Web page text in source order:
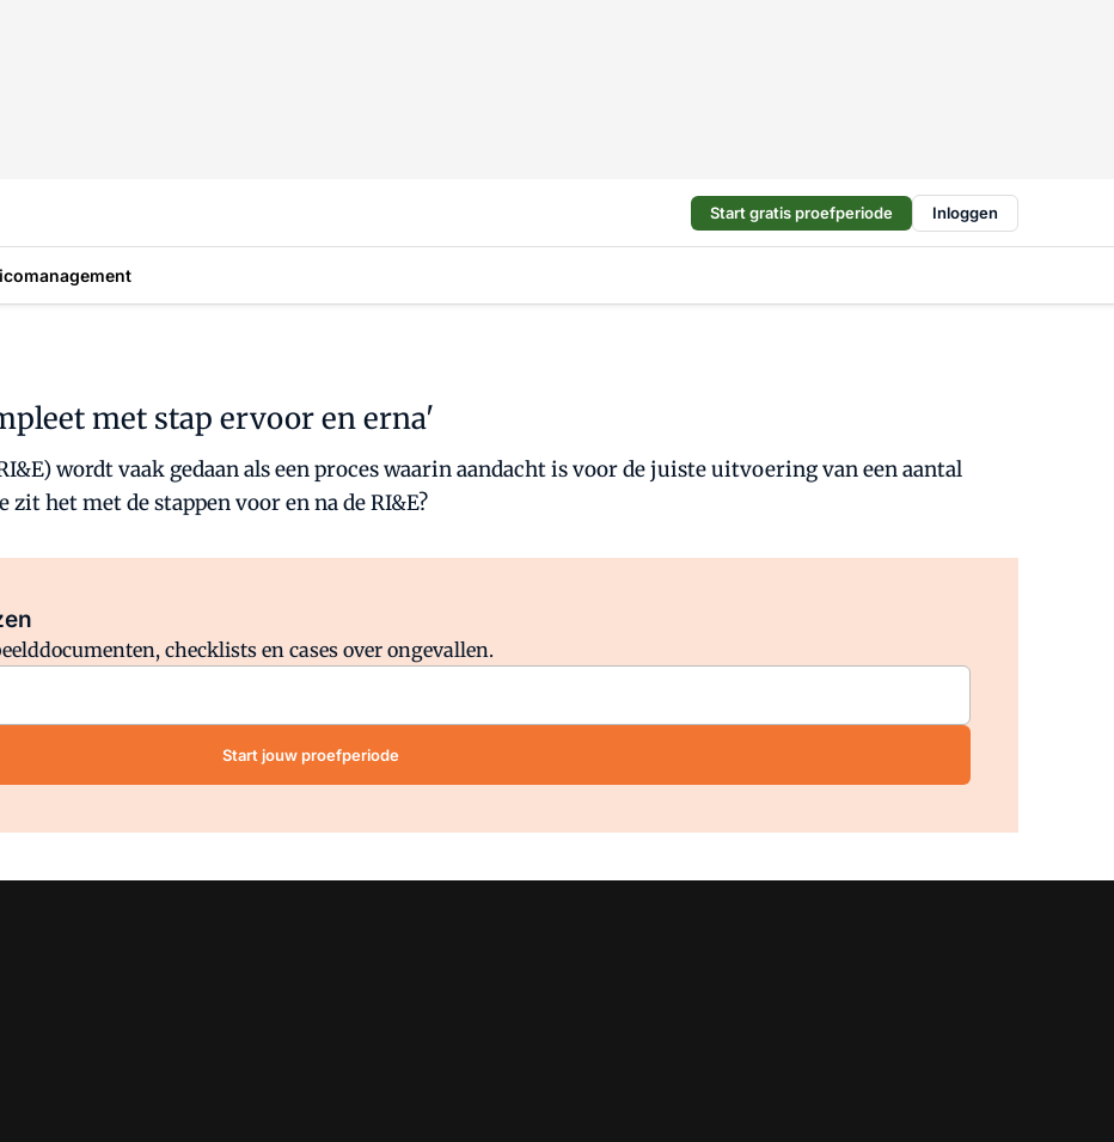
Start gratis proefperiode Inloggen
met stap ervoor en erna'
wordt vaak gedaan als een proces waarin aandacht is voor de juiste uitvoering van een aantal
het met de stappen voor en na de RI&E?
checklists en cases over ongevallen.
Start jouw proefperiode